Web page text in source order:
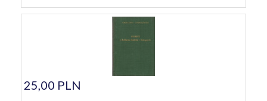
25,00 PLN